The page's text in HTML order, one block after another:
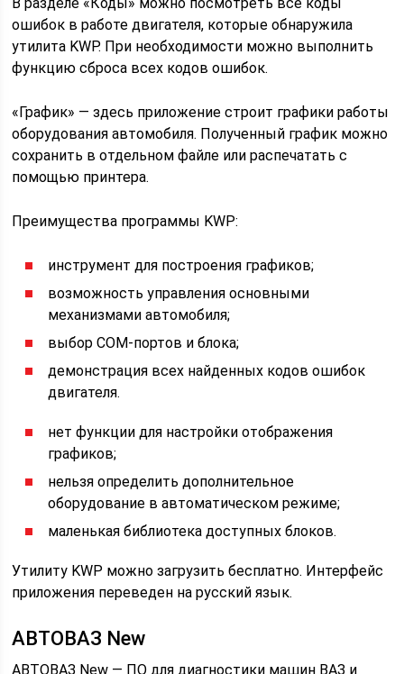
ошибок в работе двигателя, которые обнаружила
утилита KWP. При необходимости можно выполнить
функцию сброса всех кодов ошибок.
«График» — здесь приложение строит графики работы
оборудования автомобиля. Полученный график можно
сохранить в отдельном файле или распечатать с
помощью принтера.
Преимущества программы KWP:
инструмент для построения графиков;
возможность управления основными
механизмами автомобиля;
выбор COM-портов и блока;
демонстрация всех найденных кодов ошибок
двигателя.
нет функции для настройки отображения
графиков;
нельзя определить дополнительное
оборудование в автоматическом режиме;
маленькая библиотека доступных блоков.
Утилиту KWP можно загрузить бесплатно. Интерфейс
приложения переведен на русский язык.
АВТОВАЗ New
АВТОВАЗ New — ПО для диагностики машин ВАЗ и